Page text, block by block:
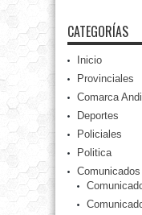
CATEGORÍAS
Inicio
Provinciales
Comarca
Deportes
Policiales
Politica
Comunicados